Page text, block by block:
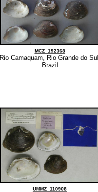
MCZ_192368
Rio Camaquam, Rio Grande do
Brazil
UMMZ_110908